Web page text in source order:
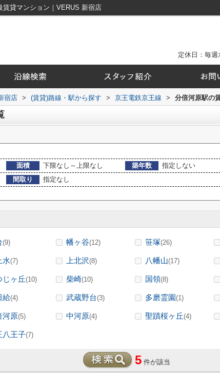
貸マンション｜VERUS 新宿店
定休日：毎
宿店 > (賃貸)路線・駅から探す > 京王電鉄京王線 > 分倍河原駅の
面積 下限なし～上限なし 築年数
指定しない
間取り
指定なし
(9) 幡ヶ谷(12) 笹塚(26)
水(7) 上北沢(8) 八幡山(17)
じヶ丘(10) 柴崎(10) 国領(8)
給(4) 武蔵野台(3) 多磨霊園(1)
河原(5) 中河原(4) 聖蹟桜ヶ丘(4)
八王子(7)
5 件が該当